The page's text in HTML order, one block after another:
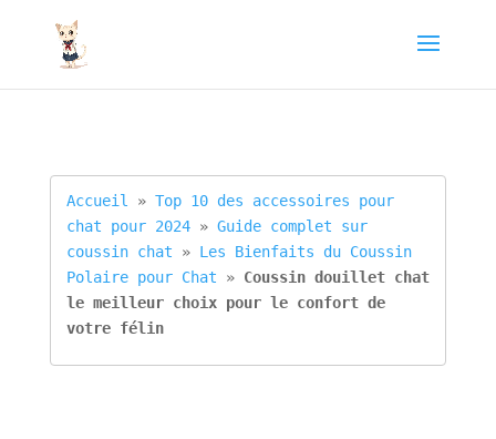
Accueil » Top 10 des accessoires pour
chat pour 2024 » Guide complet sur
coussin chat » Les Bienfaits du Coussin
Polaire pour Chat » Coussin douillet chat
le meilleur choix pour le confort de
votre félin